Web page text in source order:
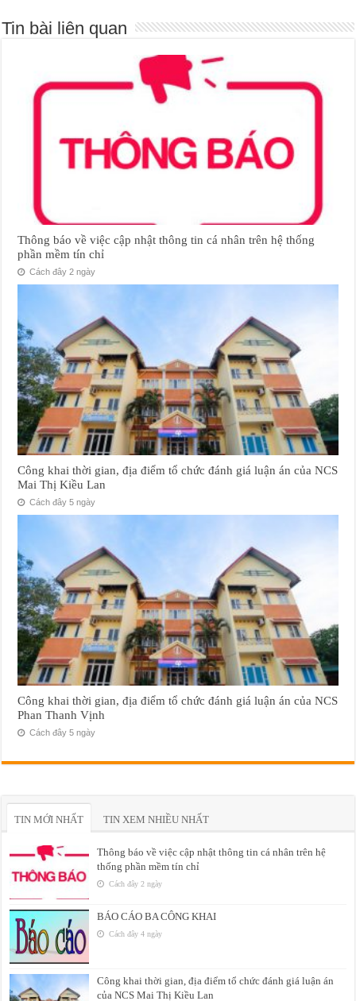
Tin bài liên quan
Thông báo về việc cập nhật thông tin cá nhân trên hệ thống
phần mềm tín chỉ
Cách đây 2 ngày
Công khai thời gian, địa điểm tổ chức đánh giá luận án của NCS
Mai Thị Kiều Lan
Cách đây 5 ngày
Công khai thời gian, địa điểm tổ chức đánh giá luận án của NCS
Phan Thanh Vịnh
Cách đây 5 ngày
TIN MỚI NHẤT TIN XEM NHIỀU NHẤT
Thông báo về việc cập nhật thông tin cá nhân trên hệ
thống phần mềm tín chỉ
Cách đây 2 ngày
BÁO CÁO BA CÔNG KHAI
Cách đây 4 ngày
Công khai thời gian, địa điểm tổ chức đánh giá luận án
của NCS Mai Thị Kiều Lan